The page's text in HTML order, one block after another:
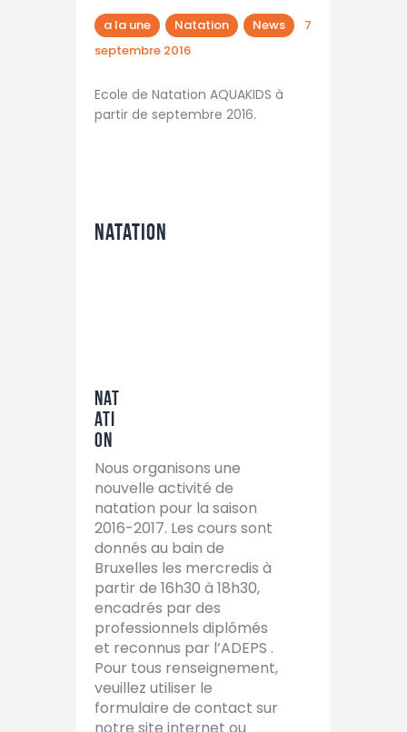
a la une Natation News
7
septembre 2016
Ecole de Natation AQUAKIDS à
partir de septembre 2016.
Natation
Nat
ati
on
Nous organisons une
nouvelle activité de
natation pour la saison
2016-2017. Les cours sont
donnés au bain de
Bruxelles les mercredis à
partir de 16h30 à 18h30,
encadrés par des
professionnels diplômés
et reconnus par l’ADEPS .
Pour tous renseignement,
veuillez utiliser le
formulaire de contact sur
notre site internet ou